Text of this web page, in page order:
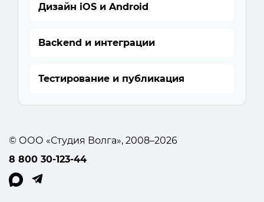
Дизайн iOS и Android
Backend и интеграции
Тестирование и публикация
© ООО «Студия Волга», 2008–2026
8 800 30-123-44